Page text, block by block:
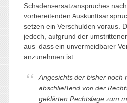
Schadensersatzanspruches nach
vorbereitenden
setzen ein Verschulden voraus.
jedoch, aufgrund der
aus, dass ein unvermeidbarer
anzunehmen ist.
Angesichts der bisher noch
abschließend von der
geklärten Rechtslage zum